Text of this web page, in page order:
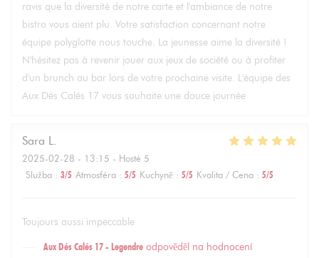
ravis que la diversité de notre carte et l'ambiance de notre
bistro vous aient plu. Votre satisfaction concernant notre
équipe polyglotte nous touche. La jeunesse aime la diversité !
N'hésitez pas à revenir jouer aux jeux de société ou à profiter
d'un brunch au bar lors de votre prochaine visite. L'équipe des
Aux Dés Calés 17 vous souhaite une douce journée
Sara L
2025-02-28 - 13:15 - Hosté 5
Služba : 3/5 Atmosféra : 5/5 Kuchyně : 5/5 Kvalita / Cena : 5/5
Toujours aussi impeccable
Aux Dés Calés 17 - Legendre odpověděl na hodnocení